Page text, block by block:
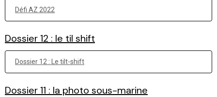
Défi AZ 2022
Dossier 12 : le til shift
Dossier 12 : Le tilt-shift
Dossier 11 : la photo sous-marine